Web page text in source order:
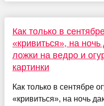
Как только в
«кривиться», на
ложки на ведро и
картинки
Как только в сентябре
«кривиться», на ночь